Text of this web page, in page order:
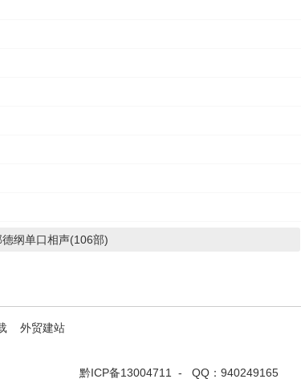
纲单口相声(106部)
外贸建站
黔ICP备13004711 - QQ：940249165